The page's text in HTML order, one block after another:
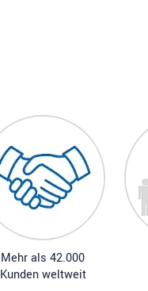
Mehr als 42.000
Kunden weltweit